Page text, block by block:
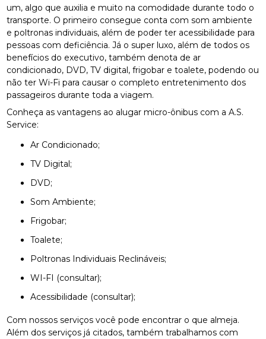
um, algo que auxilia e muito na comodidade durante todo o
transporte. O primeiro consegue conta com som ambiente
e poltronas individuais, além de poder ter acessibilidade para
pessoas com deficiência. Já o super luxo, além de todos os
benefícios do executivo, também denota de ar
condicionado, DVD, TV digital, frigobar e toalete, podendo ou
não ter Wi-Fi para causar o completo entretenimento dos
passageiros durante toda a viagem.
Conheça as vantagens ao alugar micro-ônibus com a A.S.
Service:
Ar Condicionado;
TV Digital;
DVD;
Som Ambiente;
Frigobar;
Toalete;
Poltronas Individuais Reclináveis;
WI-FI (consultar);
Acessibilidade (consultar);
Com nossos serviços você pode encontrar o que almeja.
Além dos serviços já citados, também trabalhamos com